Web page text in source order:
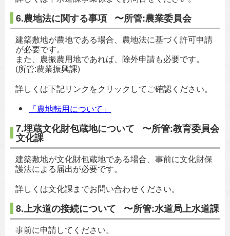
6.農地法に関する事項 〜所管:農業委員会
建築敷地が農地である場合、農地法に基づく許可申請
が必要です。
また、農振農用地であれば、除外申請も必要です。
(所管:農業振興課)
詳しくは下記リンクをクリックしてご確認ください。
「農地転用について」
7.埋蔵文化財包蔵地について 〜所管:教育委員会
文化課
建築敷地が文化財包蔵地である場合、事前に文化財保
護法による届出が必要です。
詳しくは文化課までお問い合わせください。
8.上水道の接続について 〜所管:水道局上水道課
事前に申請してください。